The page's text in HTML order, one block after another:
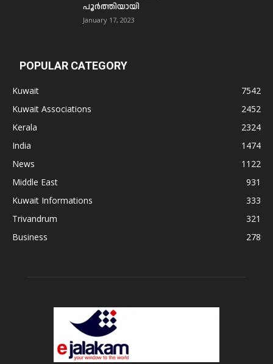
പൂര്‍ത്തിയായി
January 17, 2023
POPULAR CATEGORY
Kuwait
7542
Kuwait Associations
2452
Kerala
2324
India
1474
News
1122
Middle East
931
Kuwait Informations
333
Trivandrum
321
Business
278